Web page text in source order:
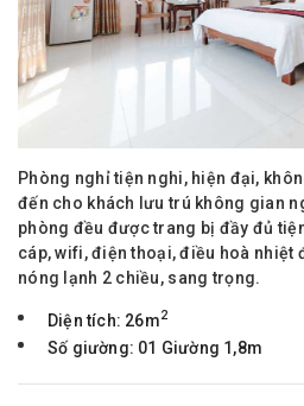
Phòng nghỉ tiện nghi, hiện đại,
đến cho khách lưu trú không gian
phòng đều được trang bị đầy đủ
cáp, wifi, điện thoại, điều hoà nhiệt
nóng lạnh 2 chiều, sang trọng.
Diện tích: 26m2
Số giường: 01 Giường 1,8m